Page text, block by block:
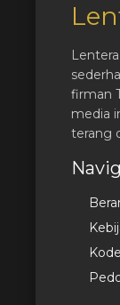
firman
media
terang